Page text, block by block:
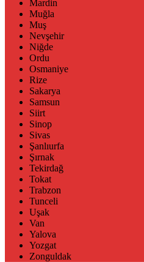
Mardin
Muğla
Muş
Nevşehir
Niğde
Ordu
Osmaniye
Rize
Sakarya
Samsun
Siirt
Sinop
Sivas
Şanlıurfa
Şırnak
Tekirdağ
Tokat
Trabzon
Tunceli
Uşak
Van
Yalova
Yozgat
Zonguldak